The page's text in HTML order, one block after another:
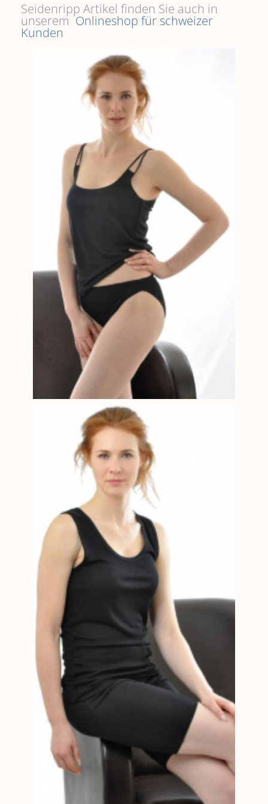
Seidenripp Artikel finden Sie auch in
unserem Onlineshop für schweizer
Kunden